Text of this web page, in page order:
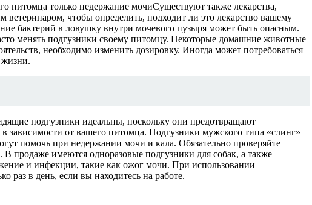
питомца только недержание мочиСуществуют также лекарства,
чтобы определить, подходит ли это лекарство вашему
бактерий в ловушку внутри мочевого пузыря может быть опасным.
менять подгузники своему питомцу. Некоторые домашние животные
необходимо изменить дозировку. Иногда может потребоваться
жизни.
подгузники идеальны, поскольку они предотвращают
зависимости от вашего питомца. Подгузники мужского типа «слинг»
помочь при недержании мочи и кала. Обязательно проверяйте
В продаже имеются одноразовые подгузники для собак, а также
и инфекции, такие как ожог мочи. При использовании
раз в день, если вы находитесь на работе.